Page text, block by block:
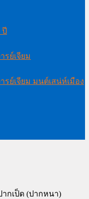
รย์เจียม
ย์เจียม มนต์เสน่ห์เมือง
กเป็ด (ปากหนา)